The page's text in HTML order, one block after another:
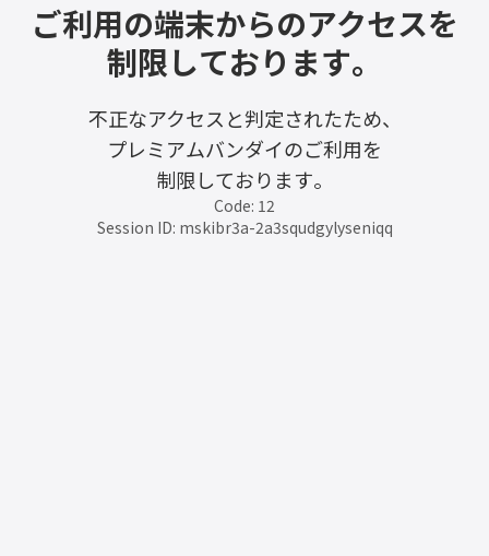
ご利用の端末からのアクセスを
制限しております。
不正なアクセスと判定されたため、
プレミアムバンダイのご利用を
制限しております。
Code: 12
Session ID: mskibr3a-2a3squdgylyseniqq